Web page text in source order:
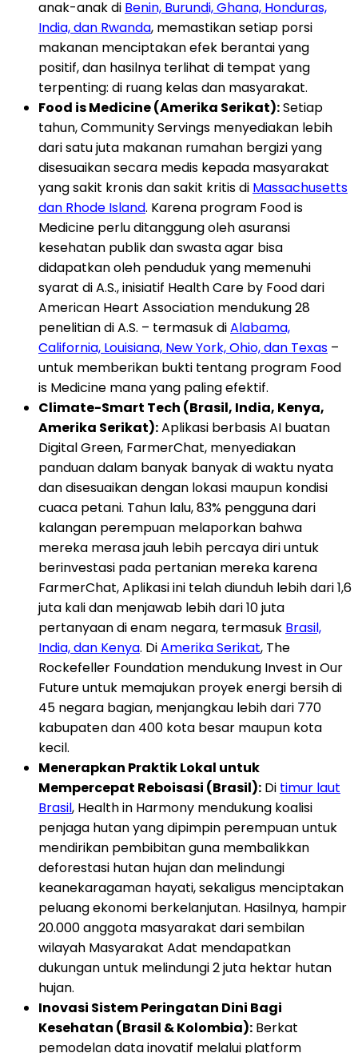
anak-anak di Benin, Burundi, Ghana, Honduras,
India, dan Rwanda, memastikan setiap porsi
makanan menciptakan efek berantai yang
positif, dan hasilnya terlihat di tempat yang
terpenting: di ruang kelas dan masyarakat.
Food is Medicine (Amerika Serikat):Setiap
tahun, Community Servings menyediakan lebih
dari satu juta makanan rumahan bergizi yang
disesuaikan secara medis kepada masyarakat
yang sakit kronis dan sakit kritis di Massachusetts
dan Rhode Island. Karena program Food is
Medicine perlu ditanggung oleh asuransi
kesehatan publik dan swasta agar bisa
didapatkan oleh penduduk yang memenuhi
syarat di A.S., inisiatif Health Care by Food dari
American Heart Association mendukung 28
penelitian di A.S. – termasuk diAlabama,
California, Louisiana, New York, Ohio, dan Texas –
untuk memberikan bukti tentang program Food
is Medicine mana yang paling efektif.
Climate-Smart Tech (Brasil, India, Kenya,
Amerika Serikat):Aplikasi berbasis AI buatan
Digital Green, FarmerChat, menyediakan
panduan dalam banyak banyak di waktu nyata
dan disesuaikan dengan lokasi maupun kondisi
cuaca petani. Tahun lalu, 83% pengguna dari
kalangan perempuan melaporkan bahwa
mereka merasa jauh lebih percaya diri untuk
berinvestasi pada pertanian mereka karena
FarmerChat, Aplikasi ini telah diunduh lebih dari 1,6
juta kali dan menjawab lebih dari 10 juta
pertanyaan di enam negara, termasuk Brasil,
India, dan Kenya. DiAmerika Serikat, The
Rockefeller Foundation mendukung Invest in Our
Future untuk memajukan proyek energi bersih di
45 negara bagian, menjangkau lebih dari 770
kabupaten dan 400 kota besar maupun kota
kecil.
Menerapkan Praktik Lokal untuk
Mempercepat Reboisasi (Brasil): Di timur laut
Brasil, Health in Harmony mendukung koalisi
penjaga hutan yang dipimpin perempuan untuk
mendirikan pembibitan guna membalikkan
deforestasi hutan hujan dan melindungi
keanekaragaman hayati, sekaligus menciptakan
peluang ekonomi berkelanjutan. Hasilnya, hampir
20.000 anggota masyarakat dari sembilan
wilayah Masyarakat Adat mendapatkan
dukungan untuk melindungi 2 juta hektar hutan
hujan.
Inovasi Sistem Peringatan Dini Bagi
Kesehatan (Brasil & Kolombia): Berkat
pemodelan data inovatif melalui platform